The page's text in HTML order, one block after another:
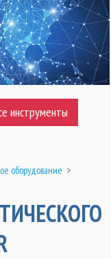
инструменты
оборудование >